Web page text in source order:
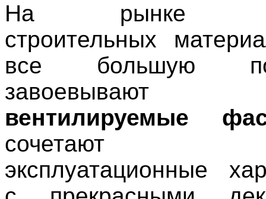
На рынке
строительных
все большую
вентилируемые
сочетают
эксплуатационные